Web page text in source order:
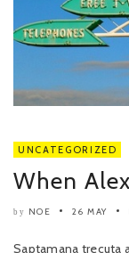
UNCATEGORIZED
When
by NOE 26 MAY
Saptamana trecuta